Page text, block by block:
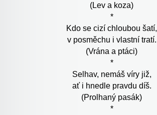
(Lev a koza)
*
Kdo se cizí chloubou šatí,
v posměchu i vlastní tratí.
(Vrána a ptáci)
*
Selhav, nemáš víry již,
ať i hnedle pravdu díš.
(Prolhaný pasák)
*